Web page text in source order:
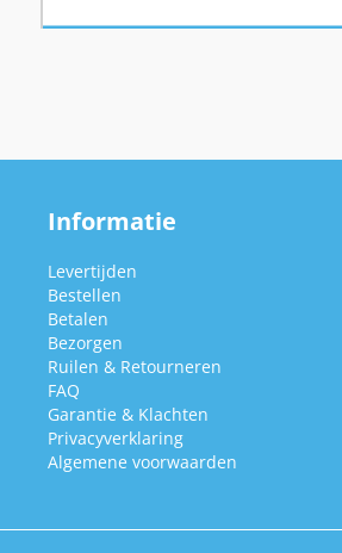
Informatie
Levertijden
Bestellen
Betalen
Bezorgen
Ruilen & Retourneren
FAQ
Garantie & Klachten
Privacyverklaring
Algemene voorwaarden